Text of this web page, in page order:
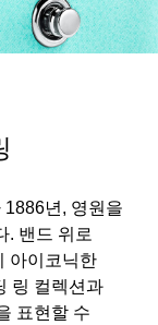
년, 영원을
. 밴드 위로
아이코닉한
링 컬렉션과
표현할 수